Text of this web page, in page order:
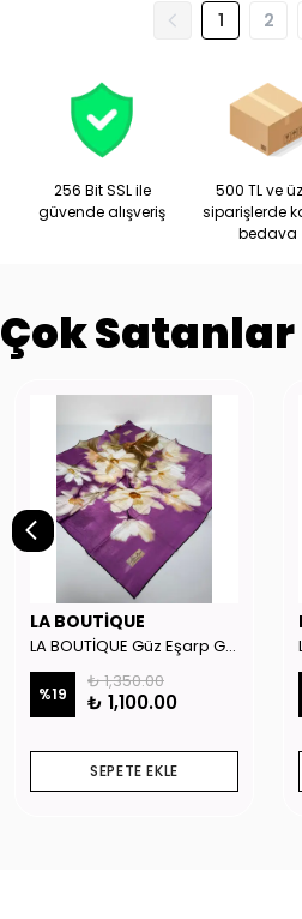
1 2
256 Bit SSL ile
güvende alışveriş
500 TL ve
siparişlerde
bedava
Çok Satanlar
LA BOUTİQUE
LA BOUTİQUE Güz Eşarp GYSE262908
%19
₺ 1,350.00
₺ 1,100.00
SEPETE EKLE